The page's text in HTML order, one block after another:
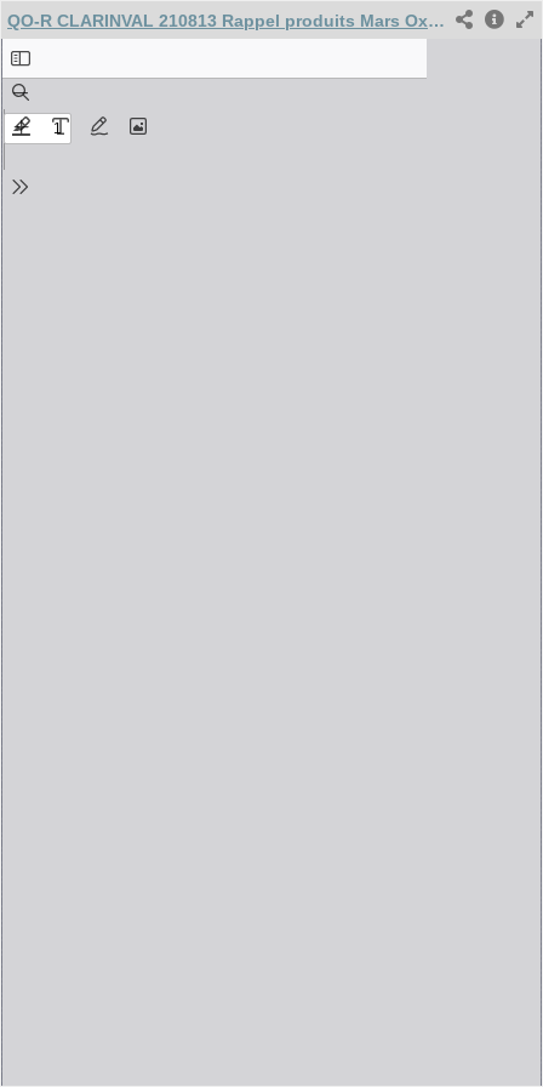
QO-R CLARINVAL 210813 Rappel produits Mars Oxyde d’éthylène